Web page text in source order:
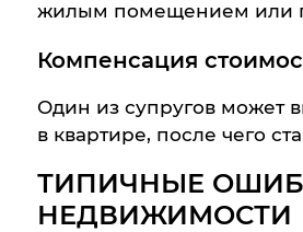
жилым помещением или
Компенсация
Один из супругов может
в квартире, после чего
ТИПИЧНЫЕ
НЕДВИЖИМОСТИ